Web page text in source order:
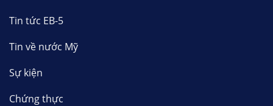
Tin tức EB-5
Tin về nước Mỹ
Sự kiện
Chứng thực